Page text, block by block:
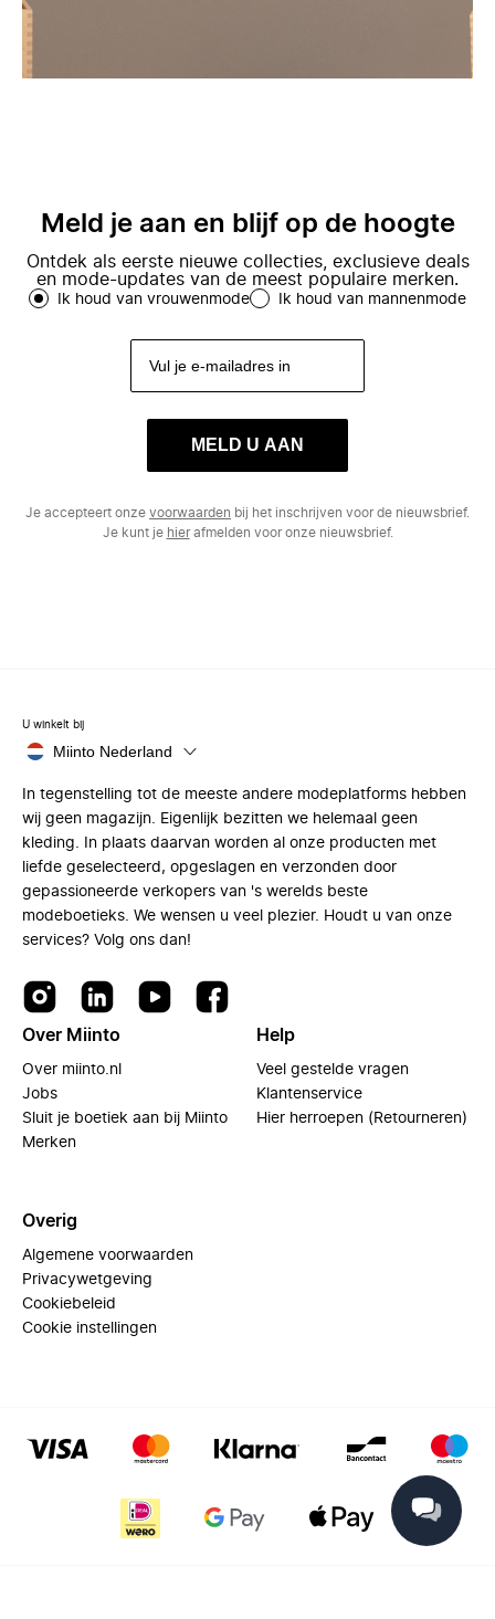
Meld je aan en blijf op de hoogte
Ontdek als eerste nieuwe collecties, exclusieve deals
en mode-updates van de meest populaire merken.
Ik houd van vrouwenmode Ik houd van mannenmode
MELD U AAN
Je accepteert onze voorwaarden bij het inschrijven voor de nieuwsbrief.
Je kunt je hierafmelden voor onze nieuwsbrief.
U winkelt bij
Miinto Nederland
In tegenstelling tot de meeste andere modeplatforms hebben
wij geen magazijn. Eigenlijk bezitten we helemaal geen
kleding. In plaats daarvan worden al onze producten met
liefde geselecteerd, opgeslagen en verzonden door
gepassioneerde verkopers van 's werelds beste
modeboetieks. We wensen u veel plezier. Houdt u van onze
services? Volg ons dan!
Over Miinto
Over miinto.nl
Jobs
Sluit je boetiek aan bij Miinto
Merken
Help
Veel gestelde vragen
Klantenservice
Hier herroepen (Retourneren)
Overig
Algemene voorwaarden
Privacywetgeving
Cookiebeleid
Cookie instellingen